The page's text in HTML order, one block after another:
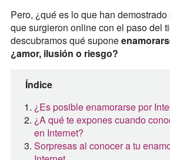
Pero, ¿qué es lo que han
que surgieron online con el paso del
descubramos qué supone
¿amor, ilusión o riesgo?
Índice
¿Es posible enamorarse por
¿A qué te expones cuando
en Internet?
Sorpresas al conocer a tu